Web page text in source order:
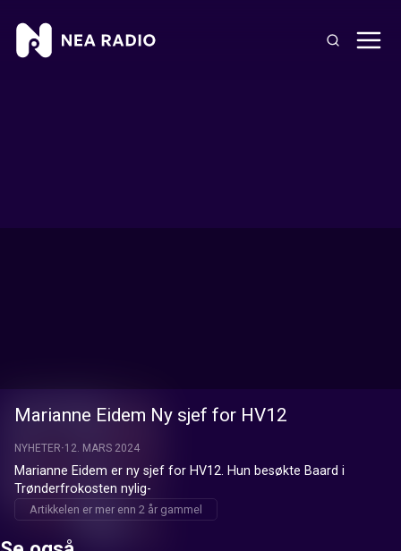
Marianne Eidem Ny sjef for HV12
NYHETER 12. MARS 2024
Marianne Eidem er ny sjef for HV12. Hun besøkte Baard i
Trønderfrokosten nylig-
Artikkelen er mer enn 2 år gammel